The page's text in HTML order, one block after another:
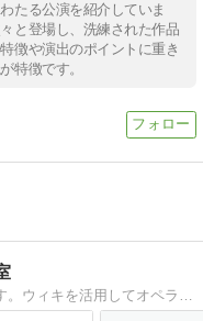
たる公演を紹介していま
と登場し、洗練された作品
徴や演出のポイントに重き
特徴です。
オペラの日本語対訳を公開しています。ウィキを活用してオペラの歌詞を訳出し、日本語対訳にして提供するプロジェクトです。